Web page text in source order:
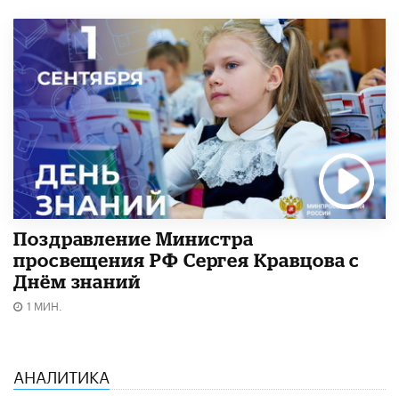
Поздравление Министра
просвещения РФ Сергея Кравцова с
Днём знаний
1 МИН.
АНАЛИТИКА